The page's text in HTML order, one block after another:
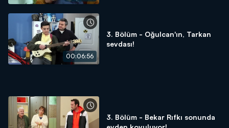
00:06:56
3. Bölüm - Oğulcan'ın, Tarkan
sevdası!
3. Bölüm - Bekar Rıfkı sonunda